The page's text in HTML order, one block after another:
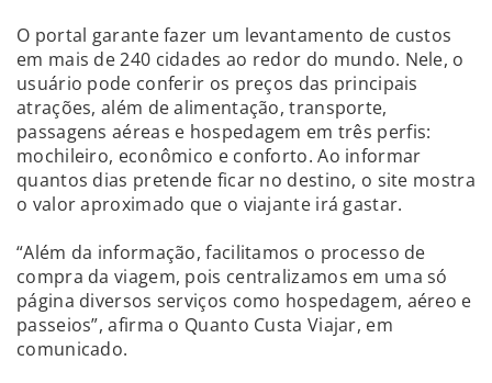
O portal garante fazer um levantamento de custos
em mais de 240 cidades ao redor do mundo. Nele, o
usuário pode conferir os preços das principais
atrações, além de alimentação, transporte,
passagens aéreas e hospedagem em três perfis:
mochileiro, econômico e conforto. Ao informar
quantos dias pretende ficar no destino, o site mostra
o valor aproximado que o viajante irá gastar.
“Além da informação, facilitamos o processo de
compra da viagem, pois centralizamos em uma só
página diversos serviços como hospedagem, aéreo e
passeios”, afirma o Quanto Custa Viajar, em
comunicado.